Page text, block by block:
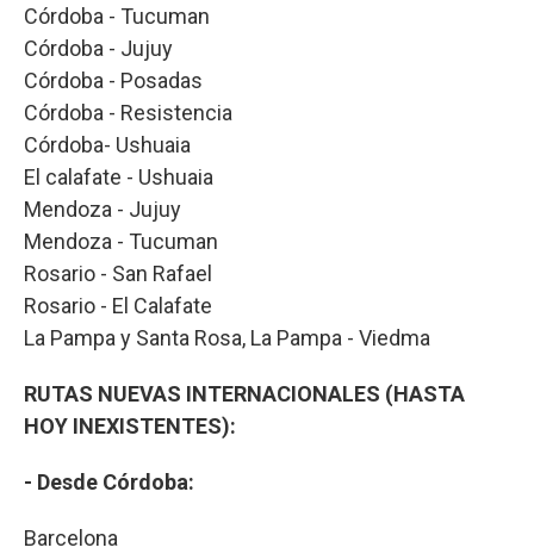
Córdoba - Tucuman
Córdoba - Jujuy
Córdoba - Posadas
Córdoba - Resistencia
Córdoba- Ushuaia
El calafate - Ushuaia
Mendoza - Jujuy
Mendoza - Tucuman
Rosario - San Rafael
Rosario - El Calafate
La Pampa y Santa Rosa, La Pampa - Viedma
RUTAS NUEVAS INTERNACIONALES (HASTA
HOY INEXISTENTES):
- Desde Córdoba:
Barcelona